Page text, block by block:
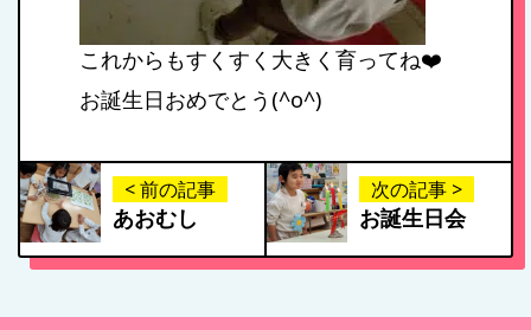
入園案内
お問い合わせ
これからもすくすく大きく育ってね❤️
お誕生日おめでとう(^o^)
< 前の記事
あおむし
次の記事 >
お誕生日会